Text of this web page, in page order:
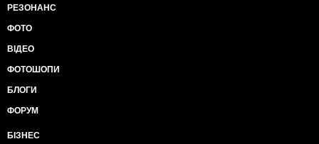
РЕЗОНАНС
ФОТО
ВІДЕО
ФОТОШОПИ
БЛОГИ
ФОРУМ
БІЗНЕС